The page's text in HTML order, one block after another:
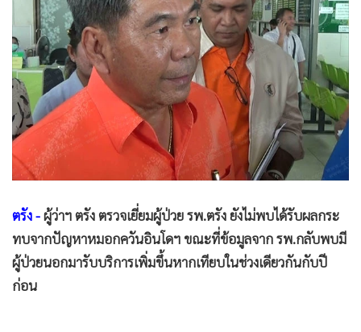
Infographic
การเมือง
• ท่องเที่ยว
• กีฬา
• ต่างประเทศ
• Special Scoop
•
เศรษฐกิจ-ธุรกิจ
• จีน
ชุมชน-คุณภาพชีวิต
• อาชญากรรม
• Motoring
• เกม
ตรัง -ผู้ว่าฯ ตรัง ตรวจเยี่ยมผู้ป่วย รพ.ตรัง ยังไม่พบได้รับผลกระ
ทบจากปัญหาหมอกควันอินโดฯ ขณะที่ข้อมูลจาก รพ.กลับพบมี
ผู้ป่วยนอกมารับบริการเพิ่มขึ้นหากเทียบในช่วงเดียวกันกับปี
ก่อน